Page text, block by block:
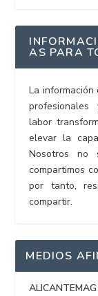
AS PARA
La información
labor
elevar la
Nosotros no
compartimos
por tanto,
compartir.
MEDIOS
ALICANTEMAG